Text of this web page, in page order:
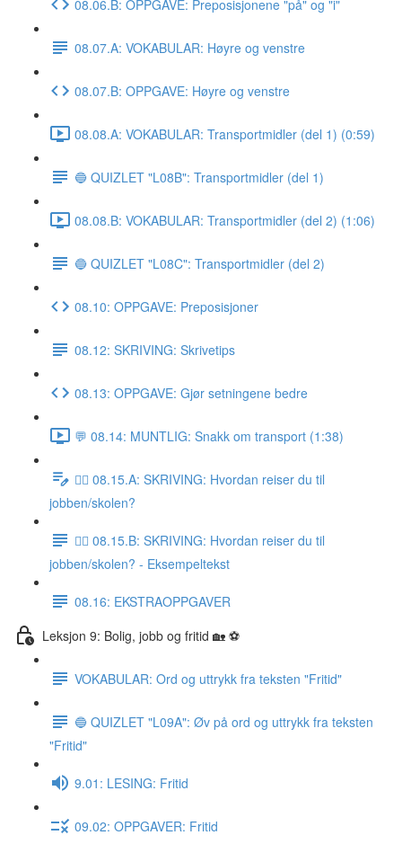
08.06.B: OPPGAVE: Preposisjonene "på" og "i"
08.07.A: VOKABULAR: Høyre og venstre
08.07.B: OPPGAVE: Høyre og venstre
08.08.A: VOKABULAR: Transportmidler (del 1) (0:59)
🔵 QUIZLET "L08B": Transportmidler (del 1)
08.08.B: VOKABULAR: Transportmidler (del 2) (1:06)
🔵 QUIZLET "L08C": Transportmidler (del 2)
08.10: OPPGAVE: Preposisjoner
08.12: SKRIVING: Skrivetips
08.13: OPPGAVE: Gjør setningene bedre
💬 08.14: MUNTLIG: Snakk om transport (1:38)
✍🏼 08.15.A: SKRIVING: Hvordan reiser du til
jobben/skolen?
✍🏼 08.15.B: SKRIVING: Hvordan reiser du til
jobben/skolen? - Eksempeltekst
08.16: EKSTRAOPPGAVER
Leksjon 9: Bolig, jobb og fritid 🏡 ⚽️
VOKABULAR: Ord og uttrykk fra teksten "Fritid"
🔵 QUIZLET "L09A": Øv på ord og uttrykk fra teksten
"Fritid"
9.01: LESING: Fritid
09.02: OPPGAVER: Fritid